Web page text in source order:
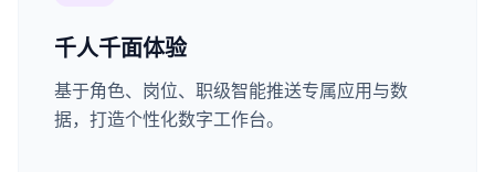
千人千面体验
基于角色、岗位、职级智能推送专属应用与数
据，打造个性化数字工作台。